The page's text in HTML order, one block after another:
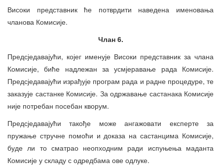
Високи представник ће потврдити наведена именовања
чланова Комисије.
Члан 6.
Предсједавајући, којег именује Високи представник за члана
Комисије, биће надлежан за усмјеравање рада Комисије.
Предсједавајући израђује програм рада и радне процедуре, те
заказује састанке Комисије. За одржавање састанака Комисије
није потребан посебан кворум.
Предсједавајући такође може ангажовати експерте за
пружање стручне помоћи и доказа на састанцима Комисије,
буде ли то сматрао неопходним ради испуњења маданта
Комисије у складу с одредбама ове одлуке.